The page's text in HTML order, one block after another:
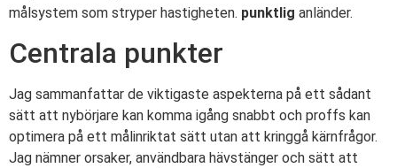
målsystem som stryper hastigheten. punktlig anländer.
Centrala punkter
Jag sammanfattar de viktigaste aspekterna på ett sådant
sätt att nybörjare kan komma igång snabbt och proffs kan
optimera på ett målinriktat sätt utan att kringgå kärnfrågor.
Jag nämner orsaker, användbara hävstänger och sätt att